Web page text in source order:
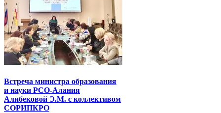
Встреча министра образования
и науки РСО-Алания
Алибековой Э.М. с коллективом
СОРИПКРО